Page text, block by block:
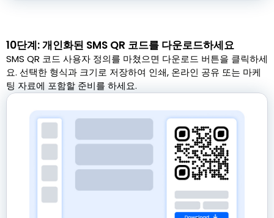
10단계: 개인화된 SMS QR 코드를 다운로드하세요
SMS QR 코드 사용자 정의를 마쳤으면 다운로드 버튼을 클릭하세
요. 선택한 형식과 크기로 저장하여 인쇄, 온라인 공유 또는 마케
팅 자료에 포함할 준비를 하세요.